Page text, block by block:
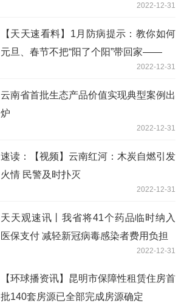
2022-12-31
【天天速看料】1月防病提示：教你如何
元旦、春节不把“阳了个阳”带回家——
2022-12-31
云南省首批生态产品价值实现典型案例出
炉
2022-12-31
速读：【视频】云南红河：木炭自燃引发
火情 民警及时扑灭
2022-12-31
天天观速讯丨我省将41个药品临时纳入
医保支付 减轻新冠病毒感染者费用负担
2022-12-31
【环球播资讯】昆明市保障性租赁住房首
批140套房源已全部完成房源确定